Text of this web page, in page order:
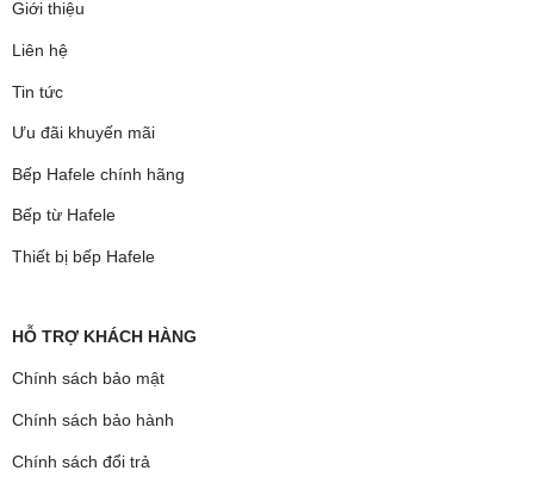
Giới thiệu
Liên hệ
Tin tức
Ưu đãi khuyến mãi
Bếp Hafele chính hãng
Bếp từ Hafele
Thiết bị bếp Hafele
HỖ TRỢ KHÁCH HÀNG
Chính sách bảo mật
Chính sách bảo hành
Chính sách đổi trả